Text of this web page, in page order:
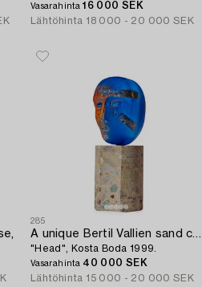
Vasarahinta16 000 SEK
Lähtöhinta 18 000 - 20 000 SEK
285
A unique Bertil Vallien sand cast glass sculpture,
"Head", Kosta Boda 1999.
Vasarahinta 40 000 SEK
Lähtöhinta 15 000 - 20 000 SEK